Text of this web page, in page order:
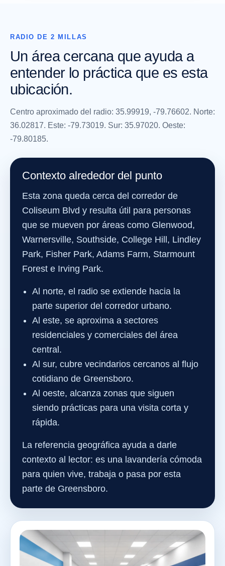
RADIO DE 2 MILLAS
Un área cercana que ayuda a
entender lo práctica que es esta
ubicación.
Centro aproximado del radio: 35.99919, -79.76602. Norte:
36.02817. Este: -79.73019. Sur: 35.97020. Oeste:
-79.80185.
Contexto alrededor del punto
Esta zona queda cerca del corredor de
Coliseum Blvd y resulta útil para personas
que se mueven por áreas como Glenwood,
Warnersville, Southside, College Hill, Lindley
Park, Fisher Park, Adams Farm, Starmount
Forest e Irving Park.
Al norte, el radio se extiende hacia la
parte superior del corredor urbano.
Al este, se aproxima a sectores
residenciales y comerciales del área
central.
Al sur, cubre vecindarios cercanos al flujo
cotidiano de Greensboro.
Al oeste, alcanza zonas que siguen
siendo prácticas para una visita corta y
rápida.
La referencia geográfica ayuda a darle
contexto al lector: es una lavandería cómoda
para quien vive, trabaja o pasa por esta
parte de Greensboro.